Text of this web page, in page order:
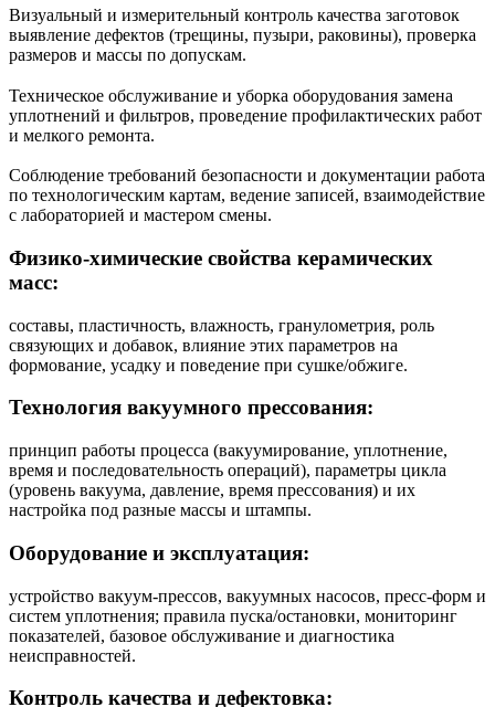
Визуальный и измерительный контроль качества заготовок
выявление дефектов (трещины, пузыри, раковины), проверка
размеров и массы по допускам.
Техническое обслуживание и уборка оборудования замена
уплотнений и фильтров, проведение профилактических работ
и мелкого ремонта.
Соблюдение требований безопасности и документации работа
по технологическим картам, ведение записей, взаимодействие
с лабораторией и мастером смены.
Физико‑химические свойства керамических
масс:
составы, пластичность, влажность, гранулометрия, роль
связующих и добавок, влияние этих параметров на
формование, усадку и поведение при сушке/обжиге.
Технология вакуумного прессования:
принцип работы процесса (вакуумирование, уплотнение,
время и последовательность операций), параметры цикла
(уровень вакуума, давление, время прессования) и их
настройка под разные массы и штампы.
Оборудование и эксплуатация:
устройство вакуум‑прессов, вакуумных насосов, пресс‑форм и
систем уплотнения; правила пуска/остановки, мониторинг
показателей, базовое обслуживание и диагностика
неисправностей.
Контроль качества и дефектовка: